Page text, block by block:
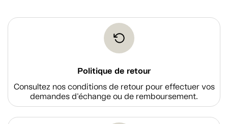
Politique de retour
Consultez nos conditions de retour pour effectuer vos
demandes d'échange ou de remboursement.